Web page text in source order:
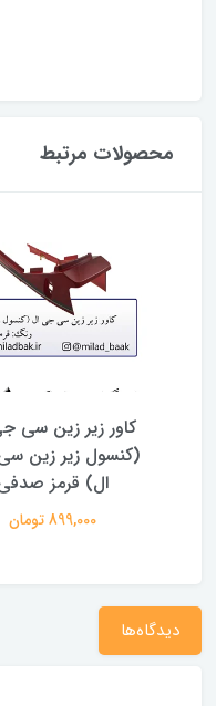
محصولات مرتبط
کاور زیر زین سی
(کنسول زیر زین
ال) قرمز
899,000 تومان
دیدگاه‌ها